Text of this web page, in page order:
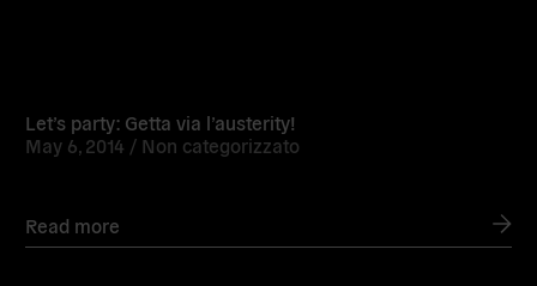
Let’s party: Getta via l’austerity!
May 6, 2014 / Non categorizzato
Read more